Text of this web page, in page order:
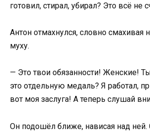
готовил, стирал, убирал? Это всё не
Антон отмахнулся, словно смахивая
муху.
— Это твои обязанности! Женские!
это отдельную медаль? Я работал,
вот моя заслуга! А теперь слушай
Он подошёл ближе, нависая над ней.